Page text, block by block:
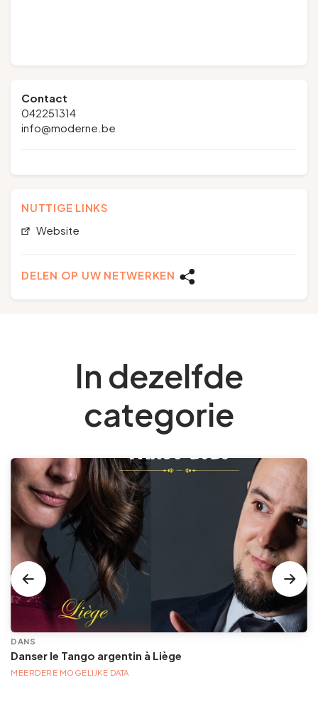
Contact
042251314
info@moderne.be
NUTTIGE LINKS
Website
DELEN OP UW NETWERKEN
In dezelfde
categorie
DANS
Danser le Tango argentin à Liège
MEERDERE MOGELIJKE DATA